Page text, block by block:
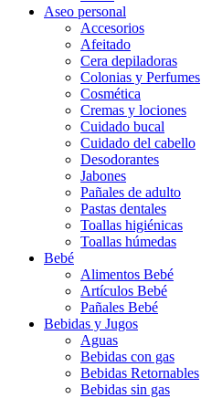
Aseo personal
Accesorios
Afeitado
Cera depiladoras
Colonias y Perfumes
Cosmética
Cremas y lociones
Cuidado bucal
Cuidado del cabello
Desodorantes
Jabones
Pañales de adulto
Pastas dentales
Toallas higiénicas
Toallas húmedas
Bebé
Alimentos Bebé
Artículos Bebé
Pañales Bebé
Bebidas y Jugos
Aguas
Bebidas con gas
Bebidas Retornables
Bebidas sin gas